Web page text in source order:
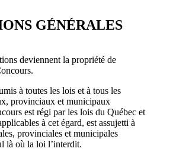
GÉNÉRALES
deviennent la propriété de
à toutes les lois et à tous les
provinciaux et municipaux
est régi par les lois du Québec et
à cet égard, est assujetti à
provinciales et municipales
là où la loi l’interdit.